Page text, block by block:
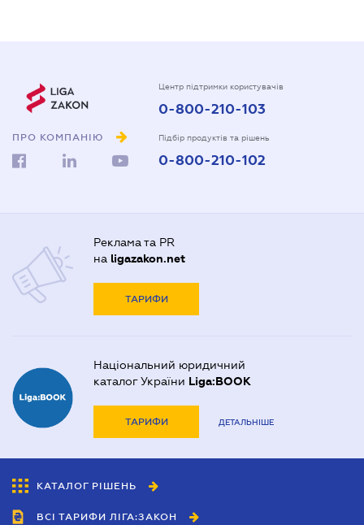
ПРО КОМПАНІЮ
Центр підтримки користувачів
0-800-210-103
Підбір продуктів та рішень
0-800-210-102
Реклама та PR
на ligazakon.net
ТАРИФИ
Національний юридичний
каталог України Liga:BOOK
ТАРИФИ ДЕТАЛЬНІШЕ
КАТАЛОГ РІШЕНЬ
ВСІ ТАРИФИ ЛІГА:ЗАКОН